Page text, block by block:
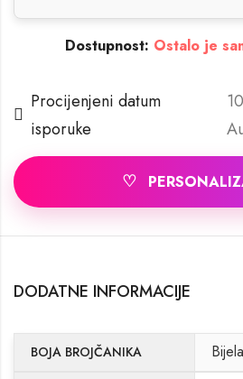
Dostupnost: Ostalo je
Procijenjeni datum
isporuke
♡
DODATNE INFORMACIJE
BOJA BROJČANIKA Bijela